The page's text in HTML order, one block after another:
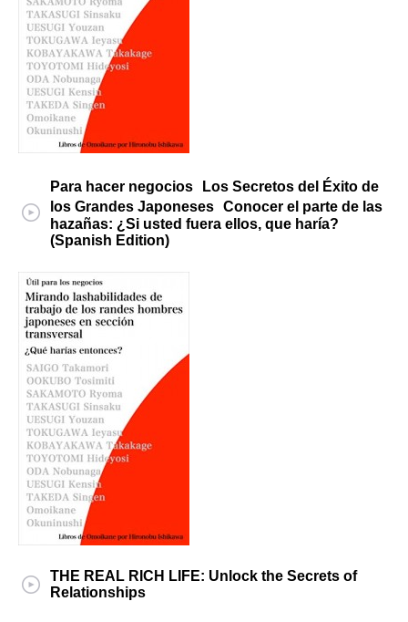
Para hacer negocios Los Secretos del Éxito de
los Grandes Japoneses Conocer el parte de las
hazañas: ¿Si usted fuera ellos, que haría?
(Spanish Edition)
THE REAL RICH LIFE: Unlock the Secrets of
Relationships